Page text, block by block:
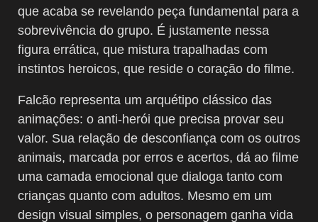
que acaba se revelando peça fundamental para a
sobrevivência do grupo. É justamente nessa
figura errática, que mistura trapalhadas com
instintos heroicos, que reside o coração do filme.
Falcão representa um arquétipo clássico das
animações: o anti-herói que precisa provar seu
valor. Sua relação de desconfiança com os outros
animais, marcada por erros e acertos, dá ao filme
uma camada emocional que dialoga tanto com
crianças quanto com adultos. Mesmo em um
design visual simples, o personagem ganha vida